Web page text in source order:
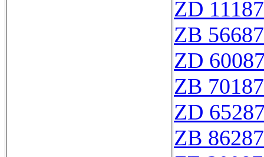
ZD 11187
ZB 56687
ZD
ZB 70187
ZD
ZB 86287